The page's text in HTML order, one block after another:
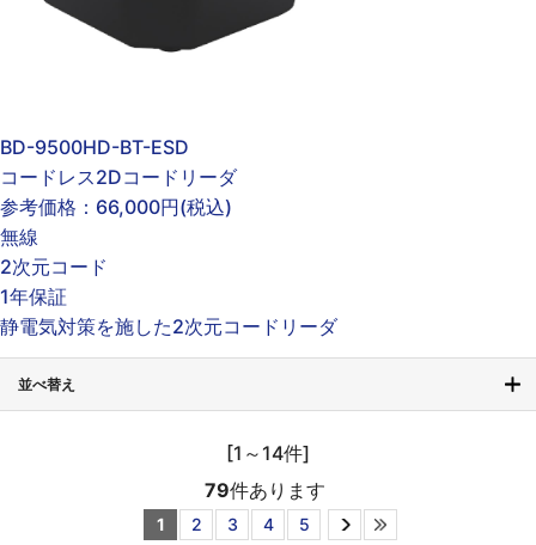
BD-9500HD-BT-ESD
コードレス2Dコードリーダ
参考価格： 66,000円(税込)
無線
2次元コード
1年保証
静電気対策を施した2次元コードリーダ
並べ替え
[1～14件]
79件あります
1 2 3 4 5